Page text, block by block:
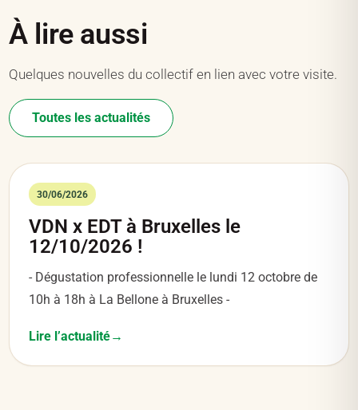
À lire aussi
Quelques nouvelles du collectif en lien avec votre visite.
Toutes les actualités
30/06/2026
VDN x EDT à Bruxelles le
12/10/2026 !
- Dégustation professionnelle le lundi 12 octobre de
10h à 18h à La Bellone à Bruxelles -
Lire l’actualité